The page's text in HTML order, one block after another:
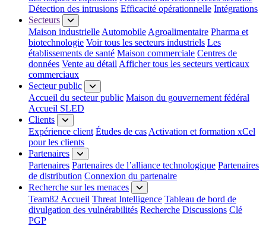
Détection des intrusions Efficacité opérationnelle Intégrations
Secteurs
Maison industrielle Automobile Agroalimentaire Pharma et
biotechnologie Voir tous les secteurs industriels Les
établissements de santé Maison commerciale Centres de
données Vente au détail Afficher tous les secteurs verticaux
commerciaux
Secteur public
Accueil du secteur public Maison du gouvernement fédéral
Accueil SLED
Clients
Expérience client Études de cas Activation et formation xCel
pour les clients
Partenaires
Partenaires Partenaires de l’alliance technologique Partenaires
de distribution Connexion du partenaire
Recherche sur les menaces
Team82 Accueil Threat Intelligence Tableau de bord de
divulgation des vulnérabilités Recherche Discussions Clé
PGP